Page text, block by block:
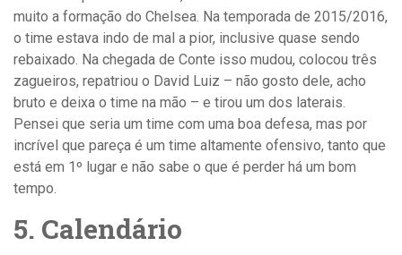
muito a formação do Chelsea. Na temporada de 2015/2016,
o time estava indo de mal a pior, inclusive quase sendo
rebaixado. Na chegada de Conte isso mudou, colocou três
zagueiros, repatriou o David Luiz – não gosto dele, acho
bruto e deixa o time na mão – e tirou um dos laterais.
Pensei que seria um time com uma boa defesa, mas por
incrível que pareça é um time altamente ofensivo, tanto que
está em 1º lugar e não sabe o que é perder há um bom
tempo.
5. Calendário